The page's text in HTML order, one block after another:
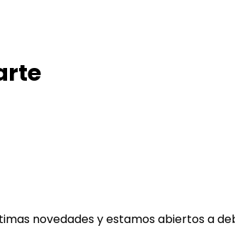
novedades y estamos abiertos a